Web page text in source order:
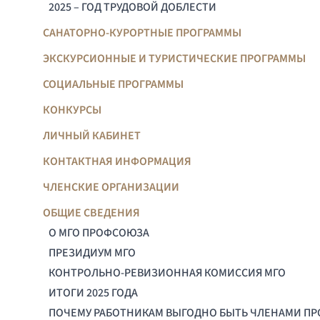
2025 – ГОД ТРУДОВОЙ ДОБЛЕСТИ
САНАТОРНО-КУРОРТНЫЕ ПРОГРАММЫ
ЭКСКУРСИОННЫЕ И ТУРИСТИЧЕСКИЕ ПРОГРАММЫ
СОЦИАЛЬНЫЕ ПРОГРАММЫ
КОНКУРСЫ
ЛИЧНЫЙ КАБИНЕТ
КОНТАКТНАЯ ИНФОРМАЦИЯ
ЧЛЕНСКИЕ ОРГАНИЗАЦИИ
ОБЩИЕ СВЕДЕНИЯ
О МГО ПРОФСОЮЗА
ПРЕЗИДИУМ МГО
КОНТРОЛЬНО-РЕВИЗИОННАЯ КОМИССИЯ МГО
ИТОГИ 2025 ГОДА
ПОЧЕМУ РАБОТНИКАМ ВЫГОДНО БЫТЬ ЧЛЕНАМИ